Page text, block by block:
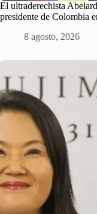
El ultraderechista
presidente de Colombia
8 agosto, 2026